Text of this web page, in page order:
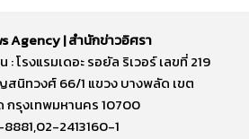
Agency | สำนักข่าวอิศรา
: โรงแรมเดอะ รอยัล ริเวอร์ เลขที่ 219
นิทวงศ์ 66/1 แขวง บางพลัด เขต
กรุงเทพมหานคร 10700
2413160-1